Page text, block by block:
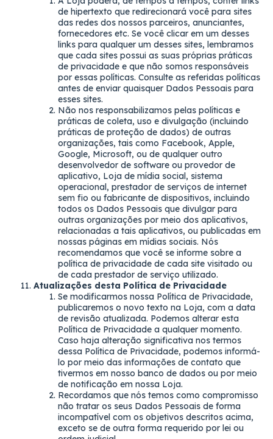
de hipertexto que redirecionará você para sites
das redes dos nossos parceiros, anunciantes,
fornecedores etc. Se você clicar em um desses
links para qualquer um desses sites, lembramos
que cada sites possui as suas próprias práticas
de privacidade e que não somos responsáveis
por essas políticas. Consulte as referidas políticas
antes de enviar quaisquer Dados Pessoais para
esses sites.
Não nos responsabilizamos pelas políticas e
práticas de coleta, uso e divulgação (incluindo
práticas de proteção de dados) de outras
organizações, tais como Facebook, Apple,
Google, Microsoft, ou de qualquer outro
desenvolvedor de software ou provedor de
aplicativo, Loja de mídia social, sistema
operacional, prestador de serviços de internet
sem fio ou fabricante de dispositivos, incluindo
todos os Dados Pessoais que divulgar para
outras organizações por meio dos aplicativos,
relacionadas a tais aplicativos, ou publicadas em
nossas páginas em mídias sociais. Nós
recomendamos que você se informe sobre a
política de privacidade de cada site visitado ou
de cada prestador de serviço utilizado.
Atualizações desta Política de Privacidade
Se modificarmos nossa Política de Privacidade,
publicaremos o novo texto na Loja, com a data
de revisão atualizada. Podemos alterar esta
Política de Privacidade a qualquer momento.
Caso haja alteração significativa nos termos
dessa Política de Privacidade, podemos informá-
lo por meio das informações de contato que
tivermos em nosso banco de dados ou por meio
de notificação em nossa Loja.
Recordamos que nós temos como compromisso
não tratar os seus Dados Pessoais de forma
incompatível com os objetivos descritos acima,
exceto se de outra forma requerido por lei ou